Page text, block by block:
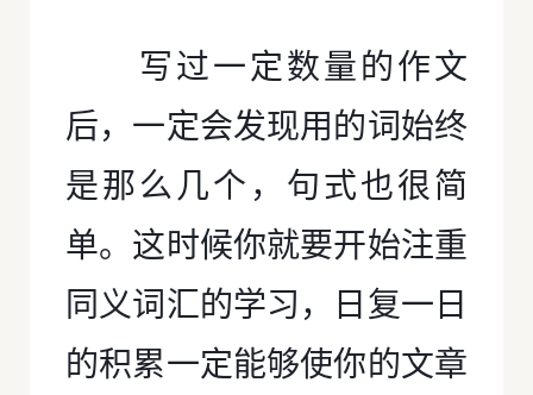
写过一定数量的作文
后，一定会发现用的词始终
是那么几个，句式也很简
单。这时候你就要开始注重
同义词汇的学习，日复一日
的积累一定能够使你的文章